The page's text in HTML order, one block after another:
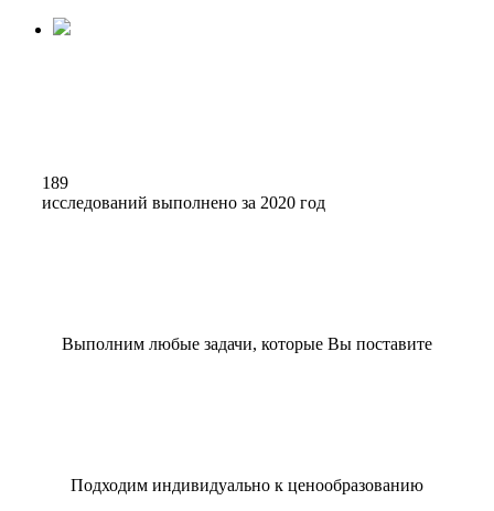
189
исследований выполнено за 2020 год
Выполним любые задачи, которые Вы поставите
Подходим индивидуально к ценообразованию